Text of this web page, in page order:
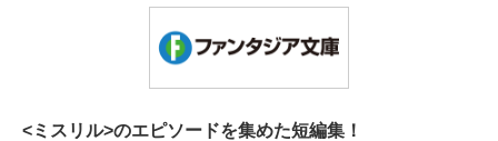
<ミスリル>のエピソードを集めた短編集！